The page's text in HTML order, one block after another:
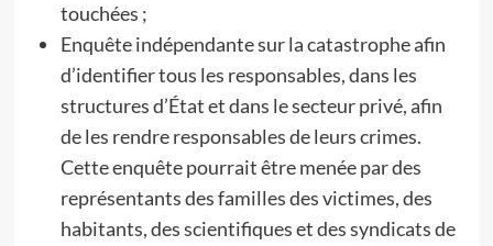
touchées ;
Enquête indépendante sur la catastrophe afin
d’identifier tous les responsables, dans les
structures d’État et dans le secteur privé, afin
de les rendre responsables de leurs crimes.
Cette enquête pourrait être menée par des
représentants des familles des victimes, des
habitants, des scientifiques et des syndicats de